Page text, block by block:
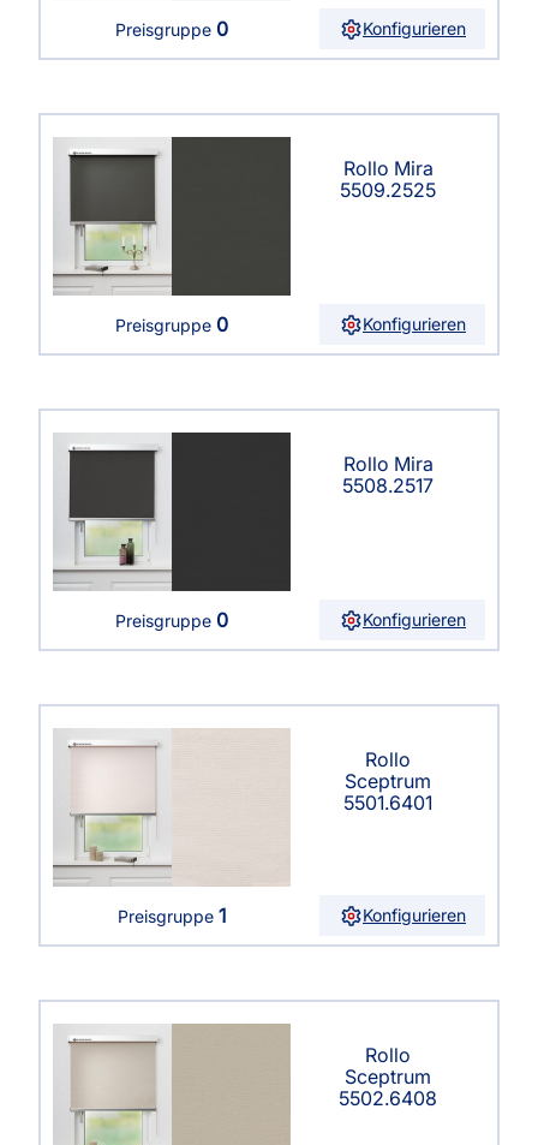
Preisgruppe 0 Konfigurieren
Rollo Mira
5509.2525
Preisgruppe 0 Konfigurieren
Rollo Mira
5508.2517
Preisgruppe 0 Konfigurieren
Rollo
Sceptrum
5501.6401
Preisgruppe 1 Konfigurieren
Rollo
Sceptrum
5502.6408